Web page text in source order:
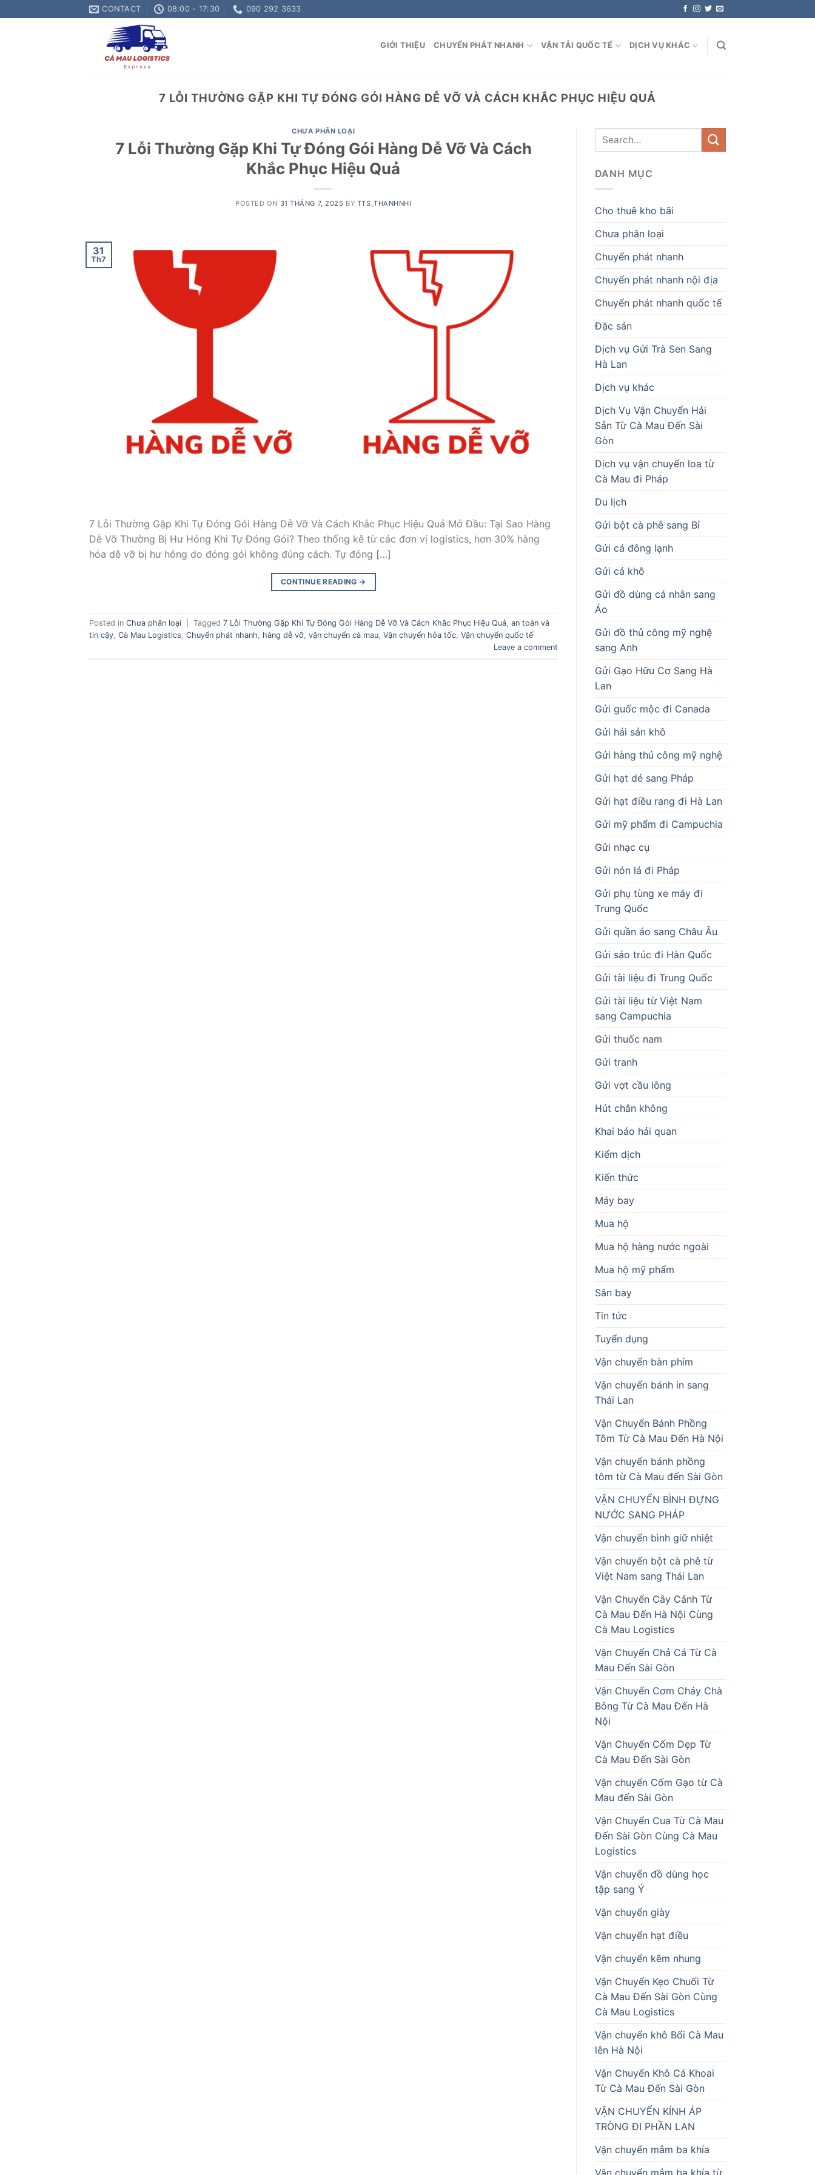
to
CONTACT 08:00 - 17:30 090 292 3633
GIỚI THIỆU CHUYỂN PHÁT NHANH VẬN TẢI QUỐC TẾ DỊCH VỤ KHÁC
7 LỖI THƯỜNG GẶP KHI TỰ ĐÓNG GÓI HÀNG DỄ VỠ VÀ CÁCH KHẮC PHỤC HIỆU QUẢ
CHƯA PHÂN LOẠI
7 Lỗi Thường Gặp Khi Tự Đóng Gói Hàng Dễ Vỡ Và Cách
Khắc Phục Hiệu Quả
POSTED ON 31 THÁNG 7, 2025 BY TTS_THANHNHI
31
Th7
7 Lỗi Thường Gặp Khi Tự Đóng Gói Hàng Dễ Vỡ Và Cách Khắc Phục Hiệu Quả Mở Đầu: Tại Sao Hàng
Dễ Vỡ Thường Bị Hư Hỏng Khi Tự Đóng Gói? Theo thống kê từ các đơn vị logistics, hơn 30% hàng
hóa dễ vỡ bị hư hỏng do đóng gói không đúng cách. Tự đóng […]
CONTINUE READING →
Posted in Chưa phân loại Tagged 7 Lỗi Thường Gặp Khi Tự Đóng Gói Hàng Dễ Vỡ Và Cách Khắc Phục Hiệu Quả, an toàn và
tin cậy, Cà Mau Logistics, Chuyển phát nhanh, hàng dễ vỡ, vận chuyển cà mau, Vận chuyển hỏa tốc, Vận chuyển quốc tế
Leave a comment
DANH MỤC
Cho thuê kho bãi
Chưa phân loại
Chuyển phát nhanh
Chuyển phát nhanh nội địa
Chuyển phát nhanh quốc tế
Đặc sản
Dịch vụ Gửi Trà Sen Sang
Hà Lan
Dịch vụ khác
Dịch Vụ Vận Chuyển Hải
Sản Từ Cà Mau Đến Sài
Gòn
Dịch vụ vận chuyển loa từ
Cà Mau đi Pháp
Du lịch
Gửi bột cà phê sang Bỉ
Gửi cá đông lạnh
Gửi cá khô
Gửi đồ dùng cá nhân sang
Áo
Gửi đồ thủ công mỹ nghệ
sang Anh
Gửi Gạo Hữu Cơ Sang Hà
Lan
Gửi guốc mộc đi Canada
Gửi hải sản khô
Gửi hàng thủ công mỹ nghệ
Gửi hạt dẻ sang Pháp
Gửi hạt điều rang đi Hà Lan
Gửi mỹ phẩm đi Campuchia
Gửi nhạc cụ
Gửi nón lá đi Pháp
Gửi phụ tùng xe máy đi
Trung Quốc
Gửi quần áo sang Châu Âu
Gửi sáo trúc đi Hàn Quốc
Gửi tài liệu đi Trung Quốc
Gửi tài liệu từ Việt Nam
sang Campuchia
Gửi thuốc nam
Gửi tranh
Gửi vợt cầu lông
Hút chân không
Khai báo hải quan
Kiểm dịch
Kiến thức
Máy bay
Mua hộ
Mua hộ hàng nước ngoài
Mua hộ mỹ phẩm
Sân bay
Tin tức
Tuyển dụng
Vận chuyển bàn phím
Vận chuyển bánh in sang
Thái Lan
Vận Chuyển Bánh Phồng
Tôm Từ Cà Mau Đến Hà Nội
Vận chuyển bánh phồng
tôm từ Cà Mau đến Sài Gòn
VẬN CHUYỂN BÌNH ĐỰNG
NƯỚC SANG PHÁP
Vận chuyển bình giữ nhiệt
Vận chuyển bột cà phê từ
Việt Nam sang Thái Lan
Vận Chuyển Cây Cảnh Từ
Cà Mau Đến Hà Nội Cùng
Cà Mau Logistics
Vận Chuyển Chả Cá Từ Cà
Mau Đến Sài Gòn
Vận Chuyển Cơm Cháy Chà
Bông Từ Cà Mau Đến Hà
Nội
Vận Chuyển Cốm Dẹp Từ
Cà Mau Đến Sài Gòn
Vận chuyển Cốm Gạo từ Cà
Mau đến Sài Gòn
Vận Chuyển Cua Từ Cà Mau
Đến Sài Gòn Cùng Cà Mau
Logistics
Vận chuyển đồ dùng học
tập sang Ý
Vận chuyển giày
Vận chuyển hạt điều
Vận chuyển kẽm nhung
Vận Chuyển Kẹo Chuối Từ
Cà Mau Đến Sài Gòn Cùng
Cà Mau Logistics
Vận chuyển khô Bổi Cà Mau
lên Hà Nội
Vận Chuyển Khô Cá Khoai
Từ Cà Mau Đến Sài Gòn
VẬN CHUYỂN KÍNH ÁP
TRÒNG ĐI PHẦN LAN
Vận chuyển mắm ba khía
Vận chuyển mắm ba khía từ